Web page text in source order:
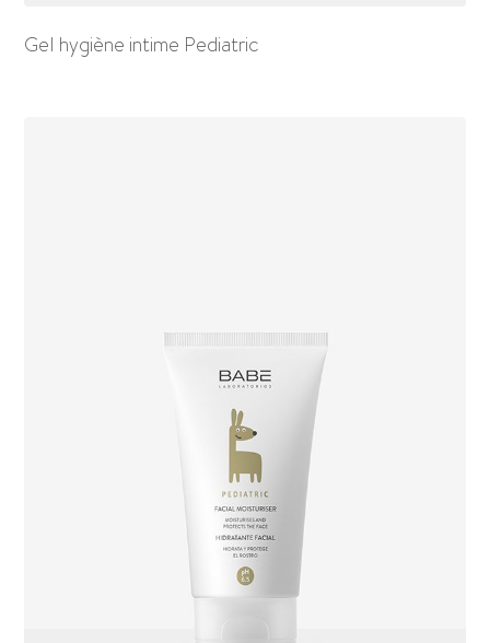
Gel hygiène intime Pediatric